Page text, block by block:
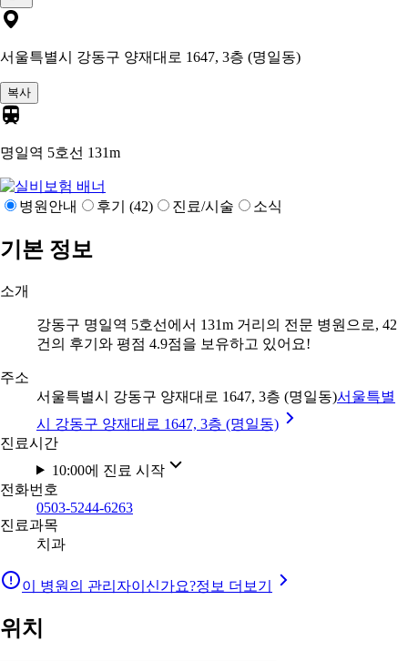
서울특별시 강동구 양재대로 1647, 3층 (명일동)
복사
명일역 5호선 131m
병원안내 후기 (42) 진료/시술 소식
기본 정보
소개
강동구 명일역 5호선에서 131m 거리의 전문 병원으로, 42
건의 후기와 평점 4.9점을 보유하고 있어요!
주소
서울특별시 강동구 양재대로 1647, 3층 (명일동)서울특별
시 강동구 양재대로 1647, 3층 (명일동)
진료시간
10:00에 진료 시작
전화번호
0503-5244-6263
진료과목
치과
이 병원의 관리자이신가요?정보 더보기
위치